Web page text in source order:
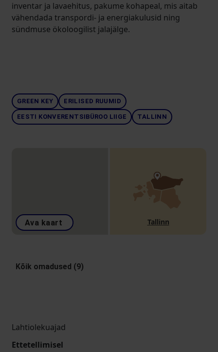
inventar ja lavaehitus, pakume kohapeal, mis aitab
vähendada transpordi- ja energiakulusid ning
sündmuse ökoloogilist jalajälge.
GREEN KEY ERILISED RUUMID
EESTI KONVERENTSIBÜROO LIIGE TALLINN
Ava kaart Tallinn
Kõik omadused (9)
Lahtiolekuajad
Ettetellimisel